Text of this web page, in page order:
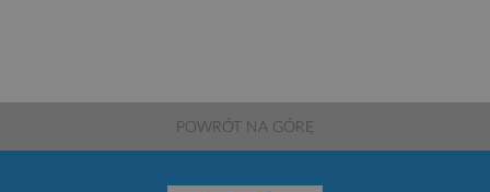
POWRÓT NA GÓRĘ